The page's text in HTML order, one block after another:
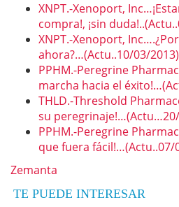
XNPT.-Xenoport,
compra!, ¡sin
XNPT.-Xenoport,
ahora?…(Actu..10/03/2013)
PPHM.-Peregrine
marcha hacia el
THLD.-Threshold
su
PPHM.-Peregrine
que fuera fácil!…(Actu..07/
Zemanta
TE PUEDE INTERESAR